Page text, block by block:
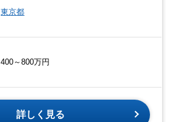
東京都
400～800万円
詳しく見る